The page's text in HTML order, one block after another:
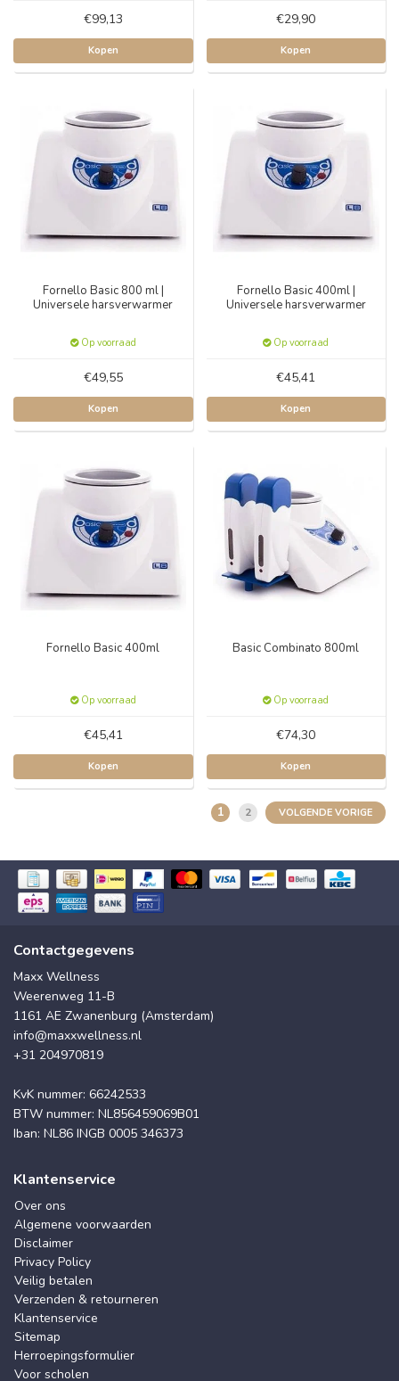
€99,13
Kopen
€29,90
Kopen
Fornello Basic 800 ml |
Universele harsverwarmer
Op voorraad
€49,55
Kopen
Fornello Basic 400ml |
Universele harsverwarmer
Op voorraad
€45,41
Kopen
Fornello Basic 400ml
Op voorraad
€45,41
Kopen
Basic Combinato 800ml
Op voorraad
€74,30
Kopen
1 2 VOLGENDE VORIGE
Contactgegevens
Maxx Wellness
Weerenweg 11-B
1161 AE Zwanenburg (Amsterdam)
info@maxxwellness.nl
+31 204970819
KvK nummer: 66242533
BTW nummer: NL856459069B01
Iban: NL86 INGB 0005 346373
Klantenservice
Over ons
Algemene voorwaarden
Disclaimer
Privacy Policy
Veilig betalen
Verzenden & retourneren
Klantenservice
Sitemap
Herroepingsformulier
Voor scholen